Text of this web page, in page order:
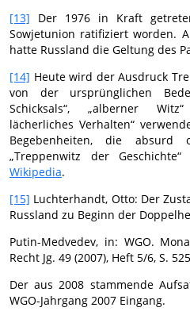
[13] Der 1976 in Kraft
Sowjetunion ratifiziert worden.
hatte Russland die Geltung des
[14] Heute wird der Ausdruck
von der ursprünglichen
Schicksals“, „alberner
lächerliches Verhalten“
Begebenheiten, die
„Treppenwitz der
Wikipedia.
[15] Luchterhandt, Otto: Der
Russland zu Beginn der
Putin-Medvedev, in: WGO.
Recht Jg. 49 (2007), Heft 5/6, S.
Der aus 2008 stammende
WGO-Jahrgang 2007 Eingang.